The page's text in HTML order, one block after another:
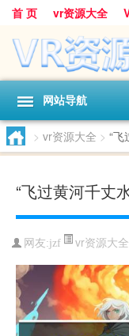
首 页 vr资源大全
网站导航
> vr资源大全 > “飞
“飞过黄河千丈
网友:jzf vr资源大全